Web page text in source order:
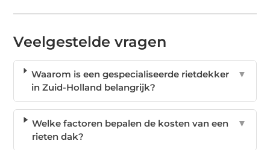
Veelgestelde vragen
Waarom is een gespecialiseerde rietdekker
in Zuid-Holland belangrijk?
▼
Welke factoren bepalen de kosten van een
rieten dak?
▼